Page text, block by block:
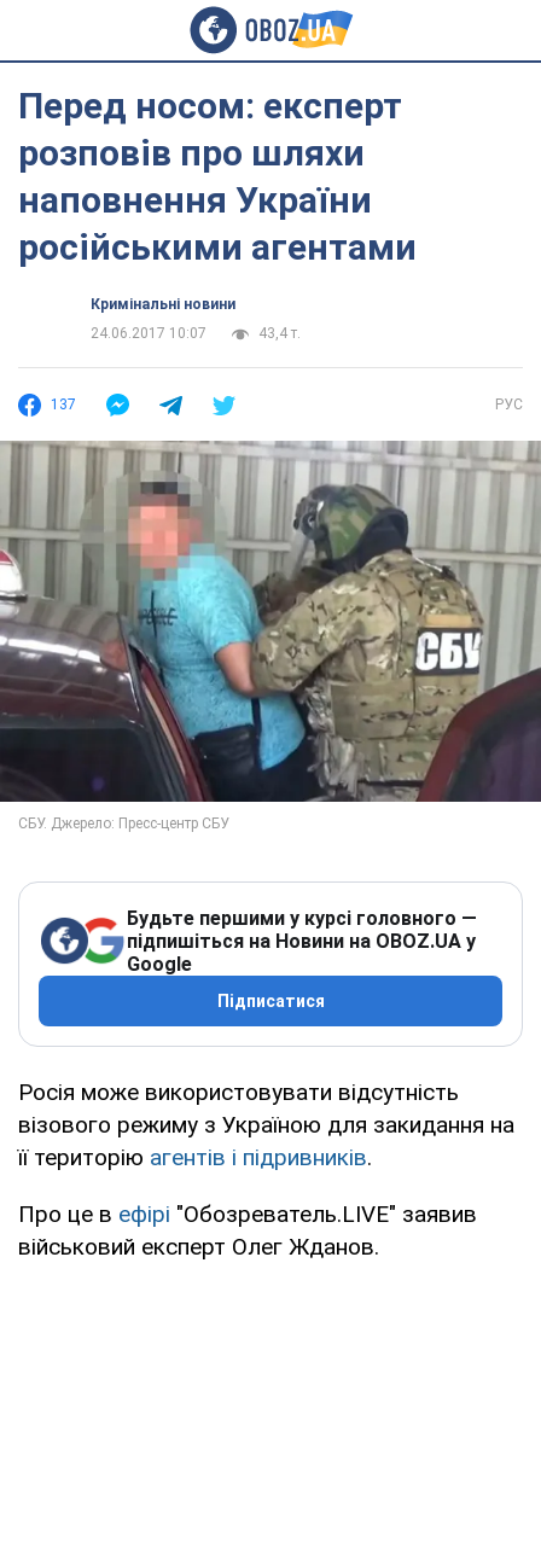
Перед носом: експерт
розповів про шляхи
наповнення України
російськими агентами
Кримінальні новини
24.06.2017 10:07
43,4 т.
137 РУС
Будьте першими у курсі головного —
підпишіться на Новини на OBOZ.UA у
Google
Підписатися
Росія може використовувати відсутність
візового режиму з Україною для закидання на
її територію агентів і підривників.
Про це в ефірі "Обозреватель.LIVE" заявив
військовий експерт Олег Жданов.